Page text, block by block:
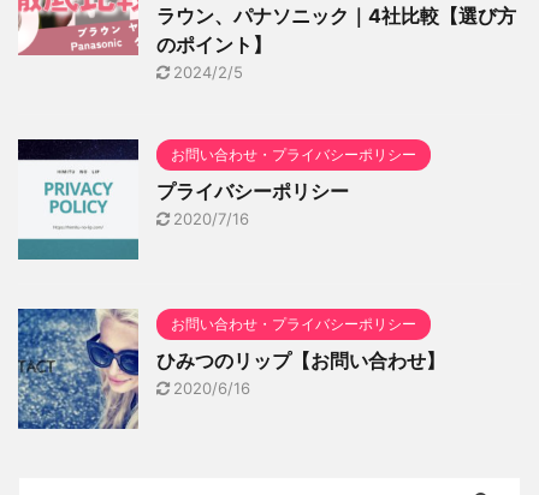
ラウン、パナソニック｜4社比較【選び方
のポイント】
2024/2/5
お問い合わせ・プライバシーポリシー
プライバシーポリシー
2020/7/16
お問い合わせ・プライバシーポリシー
ひみつのリップ【お問い合わせ】
2020/6/16